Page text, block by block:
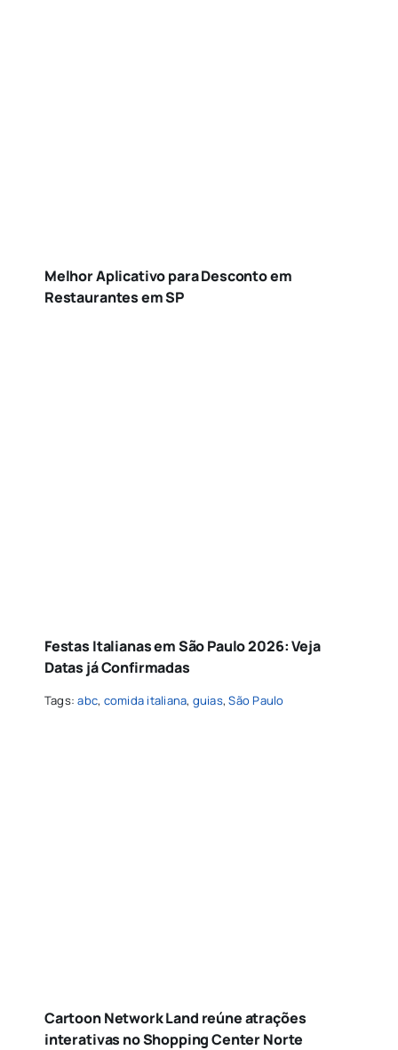
Melhor Aplicativo para Desconto em
Restaurantes em SP
Festas Italianas em São Paulo 2026: Veja
Datas já Confirmadas
Tags:abc, comida italiana, guias,São Paulo
Cartoon Network Land reúne atrações
interativas no Shopping Center Norte